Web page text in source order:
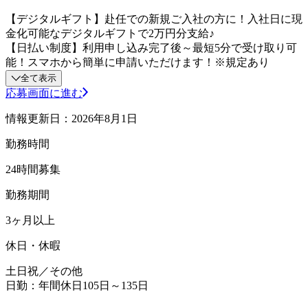
【デジタルギフト】赴任での新規ご入社の方に！入社日に現
金化可能なデジタルギフトで2万円分支給♪
【日払い制度】利用申し込み完了後～最短5分で受け取り可
能！スマホから簡単に申請いただけます！※規定あり
全て表示
応募画面に進む
情報更新日：2026年8月1日
勤務時間
24時間募集
勤務期間
3ヶ月以上
休日・休暇
土日祝／その他
日勤：年間休日105日～135日